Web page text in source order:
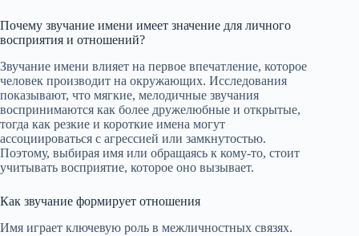
Почему звучание имени имеет значение для личного
восприятия и отношений?
Звучание имени влияет на первое впечатление, которое
человек производит на окружающих. Исследования
показывают, что мягкие, мелодичные звучания
воспринимаются как более дружелюбные и открытые,
тогда как резкие и короткие имена могут
ассоциироваться с агрессией или замкнутостью.
Поэтому, выбирая имя или обращаясь к кому-то, стоит
учитывать восприятие, которое оно вызывает.
Как звучание формирует отношения
Имя играет ключевую роль в межличностных связях.